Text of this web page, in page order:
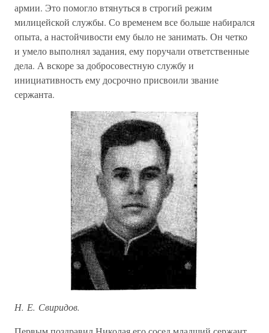
армии. Это помогло втянуться в строгий режим
милицейской службы. Со временем все больше набирался
опыта, а настойчивости ему было не занимать. Он четко
и умело выполнял задания, ему поручали ответственные
дела. А вскоре за добросовестную службу и
инициативность ему досрочно присвоили звание
сержанта.
Н. Е. Свиридов.